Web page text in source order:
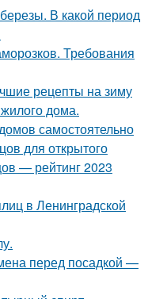
В какой период
Требования
рецепты на зиму
дома.
самостоятельно
для открытого
— рейтинг 2023
в Ленинградской
перед посадкой —